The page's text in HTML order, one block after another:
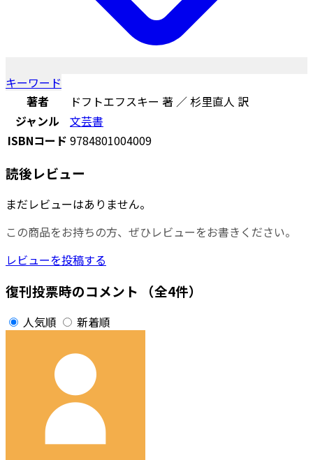
キーワード
著者
ドフトエフスキー 著 ／ 杉里直人 訳
ジャンル
文芸書
ISBNコード 9784801004009
読後レビュー
まだレビューはありません。
この商品をお持ちの方、ぜひレビューをお書きください。
レビューを投稿する
復刊投票時のコメント （全4件）
人気順 新着順